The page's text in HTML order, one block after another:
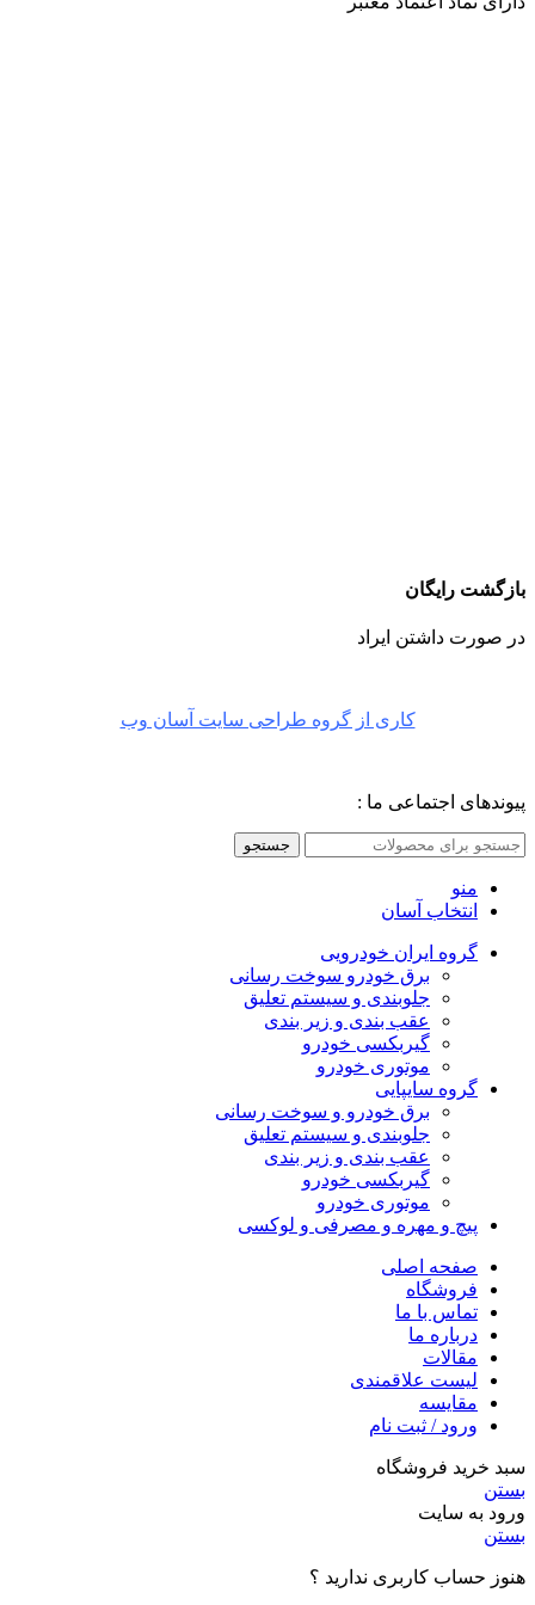
بازگشت رایگان
در صورت داشتن ایراد
کاری از گروه طراحی سایت آسان وب
پیوندهای اجتماعی ما :
جستجو
منو
انتخاب آسان
گروه ایران خودرویی
برق خودرو سوخت رسانی
جلوبندی و سیستم تعلیق
عقب بندی و زیر بندی
گیربکسی خودرو
موتوری خودرو
گروه سایپایی
برق خودرو و سوخت رسانی
جلوبندی و سیستم تعلیق
عقب بندی و زیر بندی
گیربکسی خودرو
موتوری خودرو
پیچ و مهره و مصرفی و لوکسی
صفحه اصلی
فروشگاه
تماس با ما
درباره ما
مقالات
لیست علاقمندی
مقایسه
ورود / ثبت نام
سبد خرید فروشگاه
بستن
ورود به سایت
بستن
هنوز حساب کاربری ندارید ؟